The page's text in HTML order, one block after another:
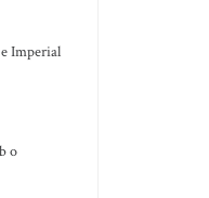
Imperial
o